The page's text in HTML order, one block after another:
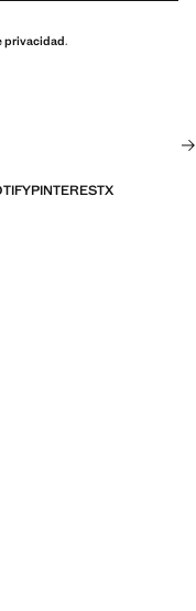
privacidad.
PINTERESTX